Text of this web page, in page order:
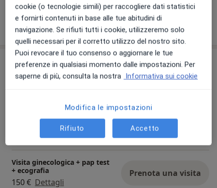
Mostra dettagli
sull'esperienza
Prestazioni e prezzi
Visita ginecologica
Colposcopia
Dettagli Prenota una visita
Visita ginecologica + pap test
+ ecografia
150 € Dettagli
Prenota una visita
cookie (o tecnologie simili) per raccogliere dati statistici
e fornirti contenuti in base alle tue abitudini di
navigazione. Se rifiuti tutti i cookie, utilizzeremo solo
quelli necessari per il corretto utilizzo del nostro sito.
Puoi revocare il tuo consenso o aggiornare le tue
preferenze in qualsiasi momento dalle impostazioni. Per
saperne di più, consulta la nostra Informativa sui cookie
Modifica le impostazioni
Rifiuto Accetto